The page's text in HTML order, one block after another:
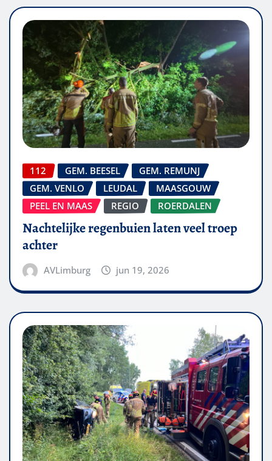
112 GEM. BEESEL
GEM. REMUNJ
GEM. VENLO
LEUDAL
MAASGOUW
PEEL EN MAAS
REGIO ROERDALEN
Nachtelijke regenbuien laten veel troep
achter
AVLimburg jun 19, 2026